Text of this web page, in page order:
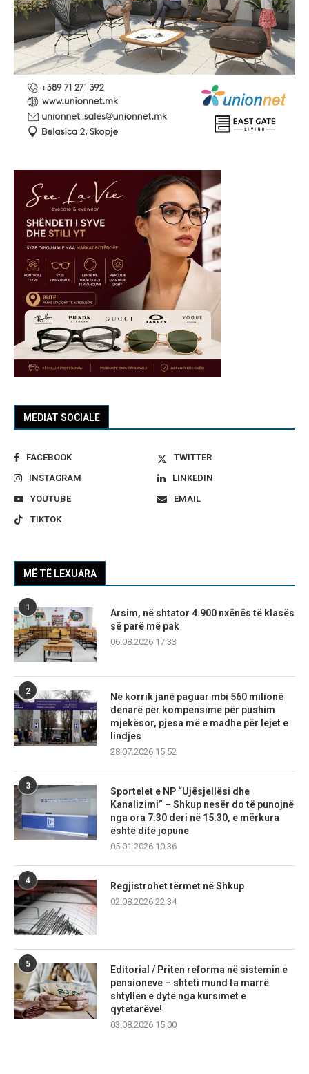
MEDIAT SOCIALE
FACEBOOK
TWITTER
INSTAGRAM
LINKEDIN
YOUTUBE
EMAIL
TIKTOK
MË TË LEXUARA
1
Arsim, në shtator 4.900 nxënës të klasës
së parë më pak
06.08.2026 17:33
2
Në korrik janë paguar mbi 560 milionë
denarë për kompensime për pushim
mjekësor, pjesa më e madhe për lejet e
lindjes
28.07.2026 15:52
3
Sportelet e NP “Ujësjellësi dhe
Kanalizimi” – Shkup nesër do të punojnë
nga ora 7:30 deri në 15:30, e mërkura
është ditë jopune
05.01.2026 10:36
4
Regjistrohet tërmet në Shkup
02.08.2026 22:34
5
Editorial / Priten reforma në sistemin e
pensioneve – shteti mund ta marrë
shtyllën e dytë nga kursimet e
qytetarëve!
03.08.2026 15:00